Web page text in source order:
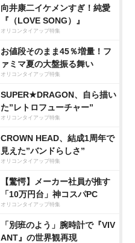
向井康二イケメンすぎ！純愛
『（LOVE SONG）』
オリコンタイアップ特集
お値段そのまま45％増量！フ
ァミマ夏の大盤振る舞い
オリコンタイアップ特集
SUPER★DRAGON、自ら描い
た”レトロフューチャー”
オリコンタイアップ特集
CROWN HEAD、結成1周年で
見えた”バンドらしさ”
オリコンタイアップ特集
【驚愕】メーカー社員が推す
「10万円台」神コスパPC
オリコンタイアップ特集
「別班のよう」腕時計で『VIV
ANT』の世界観再現